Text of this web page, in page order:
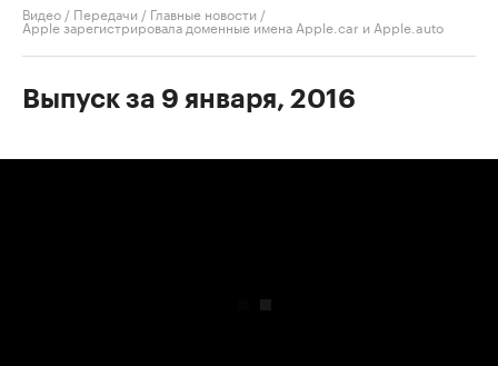
Видео / Передачи / Главные новости /
Apple зарегистрировала доменные имена Apple.car и Apple.auto
Выпуск за 9 января, 2016